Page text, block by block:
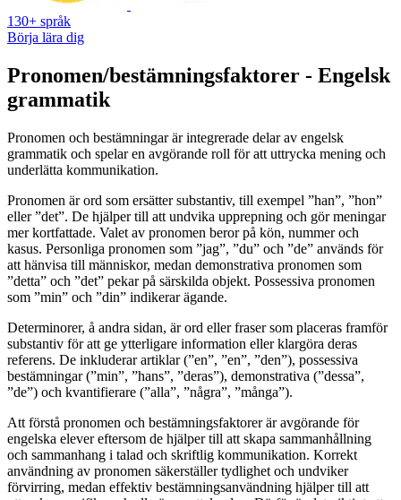
130+ språk
Börja lära dig
Pronomen/bestämningsfaktorer - Engelsk
grammatik
Pronomen och bestämningar är integrerade delar av engelsk
grammatik och spelar en avgörande roll för att uttrycka mening och
underlätta kommunikation.
Pronomen är ord som ersätter substantiv, till exempel ”han”, ”hon”
eller ”det”. De hjälper till att undvika upprepning och gör meningar
mer kortfattade. Valet av pronomen beror på kön, nummer och
kasus. Personliga pronomen som ”jag”, ”du” och ”de” används för
att hänvisa till människor, medan demonstrativa pronomen som
”detta” och ”det” pekar på särskilda objekt. Possessiva pronomen
som ”min” och ”din” indikerar ägande.
Determinorer, å andra sidan, är ord eller fraser som placeras framför
substantiv för att ge ytterligare information eller klargöra deras
referens. De inkluderar artiklar (”en”, ”en”, ”den”), possessiva
bestämningar (”min”, ”hans”, ”deras”), demonstrativa (”dessa”,
”de”) och kvantifierare (”alla”, ”några”, ”många”).
Att förstå pronomen och bestämningsfaktorer är avgörande för
engelska elever eftersom de hjälper till att skapa sammanhållning
och sammanhang i talad och skriftlig kommunikation. Korrekt
användning av pronomen säkerställer tydlighet och undviker
förvirring, medan effektiv bestämningsanvändning hjälper till att